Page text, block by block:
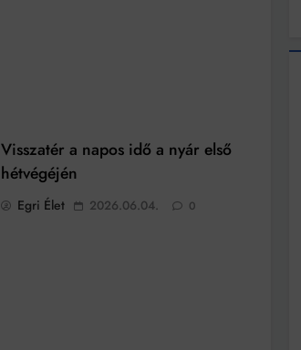
Visszatér a napos idő a nyár első
hétvégéjén
Egri Élet 2026.06.04. 0